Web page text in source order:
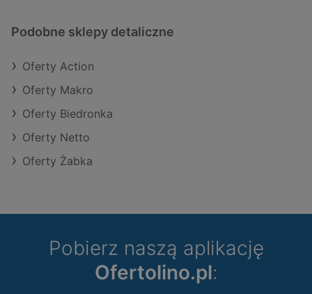
Podobne sklepy detaliczne
Oferty Action
Oferty Makro
Oferty Biedronka
Oferty Netto
Oferty Żabka
Pobierz naszą aplikację
Ofertolino.pl: